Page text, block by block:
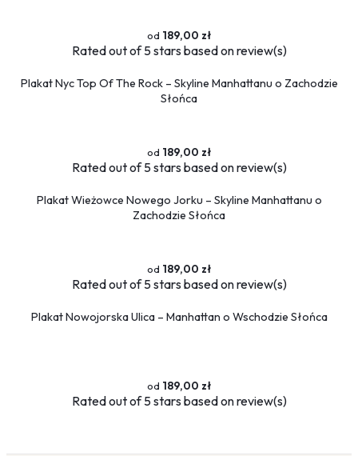
189,00 zł
Ratedout of 5 stars based onreview(s)
Plakat Nyc Top Of The Rock – Skyline Manhattanu o Zachodzie
Słońca
189,00 zł
Ratedout of 5 stars based onreview(s)
Plakat Wieżowce Nowego Jorku – Skyline Manhattanu o
Zachodzie Słońca
189,00 zł
Ratedout of 5 stars based onreview(s)
Plakat Nowojorska Ulica – Manhattan o Wschodzie Słońca
189,00 zł
Ratedout of 5 stars based onreview(s)